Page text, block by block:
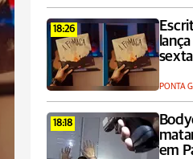
18:26
PONTA
18:18
em